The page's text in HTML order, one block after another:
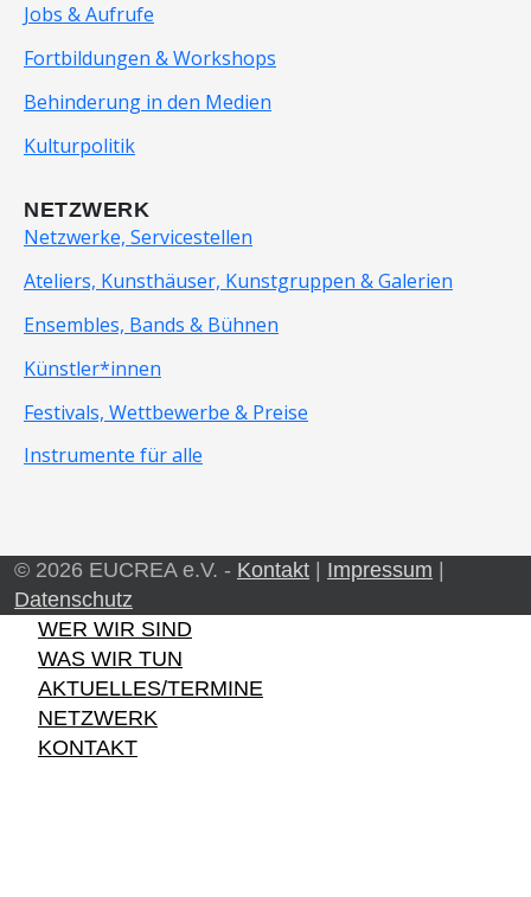
Jobs & Aufrufe
Fortbildungen & Workshops
Behinderung in den Medien
Kulturpolitik
NETZWERK
Netzwerke, Servicestellen
Ateliers, Kunsthäuser, Kunstgruppen & Galerien
Ensembles, Bands & Bühnen
Künstler*innen
Festivals, Wettbewerbe & Preise
Instrumente für alle
© 2026 EUCREA e.V. - Kontakt Impressum
Datenschutz
WER WIR SIND
WAS WIR TUN
AKTUELLES/TERMINE
NETZWERK
KONTAKT